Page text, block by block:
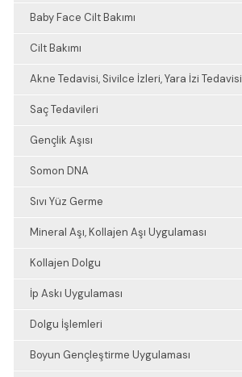
Baby Face Cilt Bakımı
Cilt Bakımı
Akne Tedavisi, Sivilce İzleri, Yara İzi Tedavisi
Saç Tedavileri
Gençlik Aşısı
Somon DNA
Sıvı Yüz Germe
Mineral Aşı, Kollajen Aşı Uygulaması
Kollajen Dolgu
İp Askı Uygulaması
Dolgu İşlemleri
Boyun Gençleştirme Uygulaması